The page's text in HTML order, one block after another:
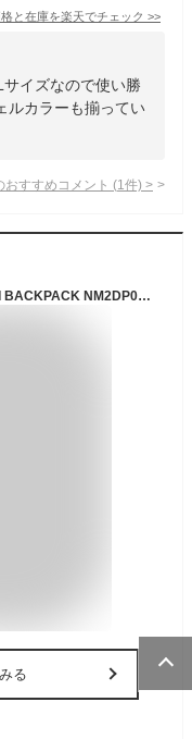
と在庫を楽天でチェック >>
イズなので使い勝
ルカラーも揃ってい
おすすめコメント (1 件) >
送料無料[THE NORTH FACE] DUAL PRO III BACKPACK NM2DP02 バックパック リュック リュックサック 収納 たっぷり 軽い 軽量 通学 学生 カバン バッグ 高校生 中学生 大学生 ホワイトレーベル WHITE LABEL 韓国 限定 かわいい ノースフェイス コーデ 30L
る